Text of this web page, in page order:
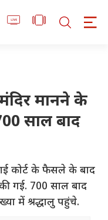
मानने के
साल बाद
कोर्ट के फैसले के बाद
गई. 700 साल बाद
में श्रद्धालु पहुंचे.